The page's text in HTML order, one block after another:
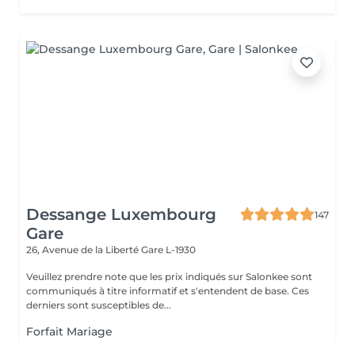
Dessange Luxembourg
Gare
147
26, Avenue de la Liberté Gare L-1930
Veuillez prendre note que les prix indiqués sur Salonkee sont
communiqués à titre informatif et s'entendent de base. Ces
derniers sont susceptibles de...
Forfait Mariage